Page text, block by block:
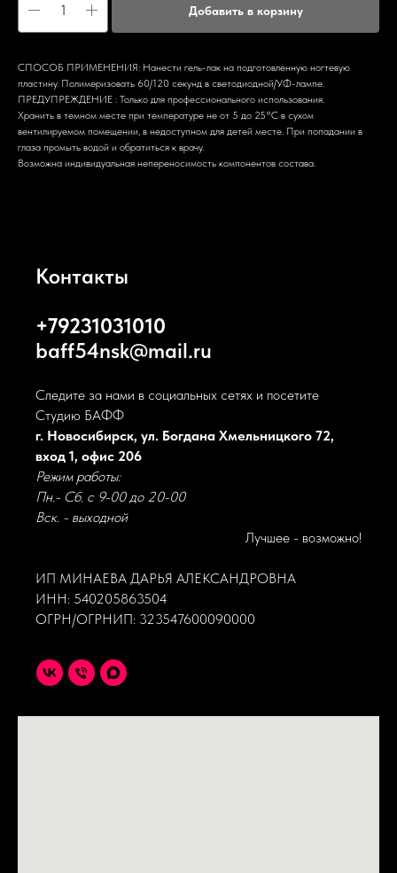
Добавить в корзину
СПОСОБ ПРИМЕНЕНИЯ: Нанести гель-лак на подготовленную ногтевую
пластину. Полимеризовать 60/120 секунд в светодиодной/УФ-лампе.
ПРЕДУПРЕЖДЕНИЕ : Только для профессионального использования.
Хранить в темном месте при температуре не от 5 до 25°С в сухом
вентилируемом помещении, в недоступном для детей месте. При попадании в
глаза промыть водой и обратиться к врачу.
Возможна индивидуальная непереносимость компонентов состава.
Контакты
+79231031010
baff54nsk@mail.ru
Следите за нами в социальных сетях и посетите
Студию БАФФ
г. Новосибирск, ул. Богдана Хмельницкого 72,
вход 1, офис 206
Режим работы:
Пн.- Сб. с 9-00 до 20-00
Вск. - выходной
Лучшее - возможно!
ИП МИНАЕВА ДАРЬЯ АЛЕКСАНДРОВНА
ИНН: 540205863504
ОГРН/ОГРНИП: 323547600090000